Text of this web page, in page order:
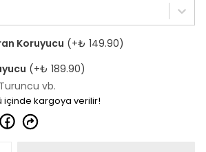
Koruyucu (+₺ 149.90)
(+₺ 189.90)
vb.
içinde kargoya verilir!